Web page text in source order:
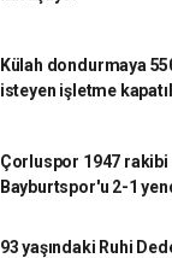
Külah dondurmaya
isteyen işletme
Çorluspor 1947 rakibi
Bayburtspor'u 2-1
93 yaşındaki Ruhi